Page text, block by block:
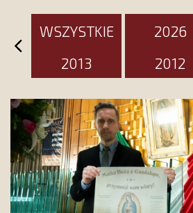
WSZYSTKIE 2026
2013
2012